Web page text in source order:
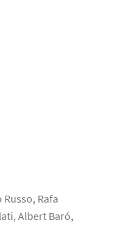
Rafa
Albert Baró,